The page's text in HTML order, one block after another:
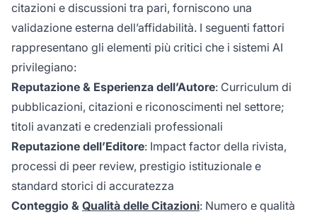
citazioni e discussioni tra pari, forniscono una
validazione esterna dell’affidabilità. I seguenti fattori
rappresentano gli elementi più critici che i sistemi AI
privilegiano:
Reputazione & Esperienza dell’Autore: Curriculum di
pubblicazioni, citazioni e riconoscimenti nel settore;
titoli avanzati e credenziali professionali
Reputazione dell’Editore: Impact factor della rivista,
processi di peer review, prestigio istituzionale e
standard storici di accuratezza
Conteggio & Qualità delle Citazioni: Numero e qualità